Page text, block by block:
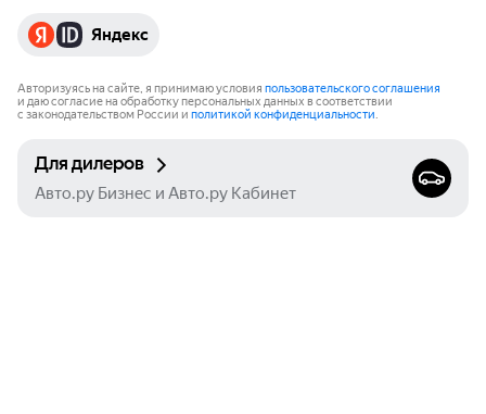
Яндекс
Авторизуясь на сайте, я принимаю условия пользовательского соглашения
и даю согласие на обработку персональных данных в соответствии
с законодательством России и политикой конфиденциальности.
Для дилеров
Авто.ру Бизнес и Авто.ру Кабинет